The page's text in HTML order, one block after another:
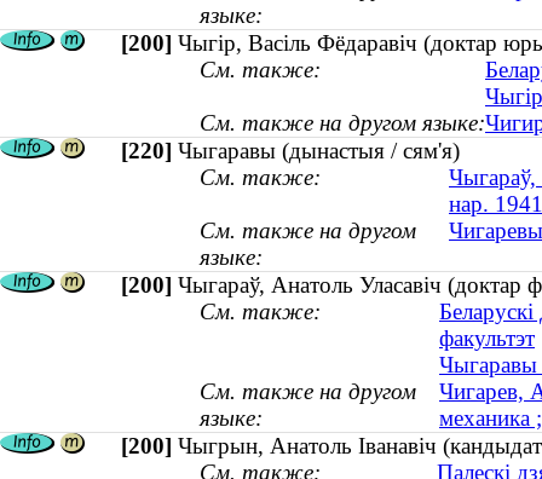
языке:
[200] Чыгір, Васіль Фёдаравіч (доктар
См. также:
См. также на другом языке:
[220] Чыгаравы (дынастыя / сям'я)
См. также:
Чыгараў,
нар.
См. также на другом
языке:
[200] Чыгараў, Анатоль Уласавіч (доктар
См. также:
факультэт
Чыгаравы
См. также на другом
языке:
Чигарев,
механика
[200] Чыгрын, Анатоль Іванавіч
См. также:
Палескі